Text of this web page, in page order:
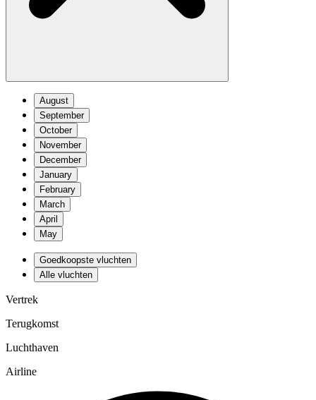
August
September
October
November
December
January
February
March
April
May
Goedkoopste vluchten
Alle vluchten
Vertrek
Terugkomst
Luchthaven
Airline